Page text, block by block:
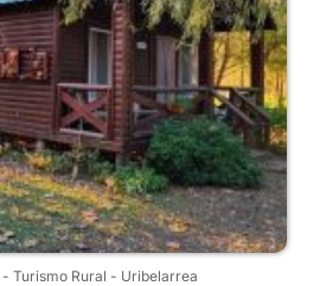
- Turismo Rural - Uribelarrea